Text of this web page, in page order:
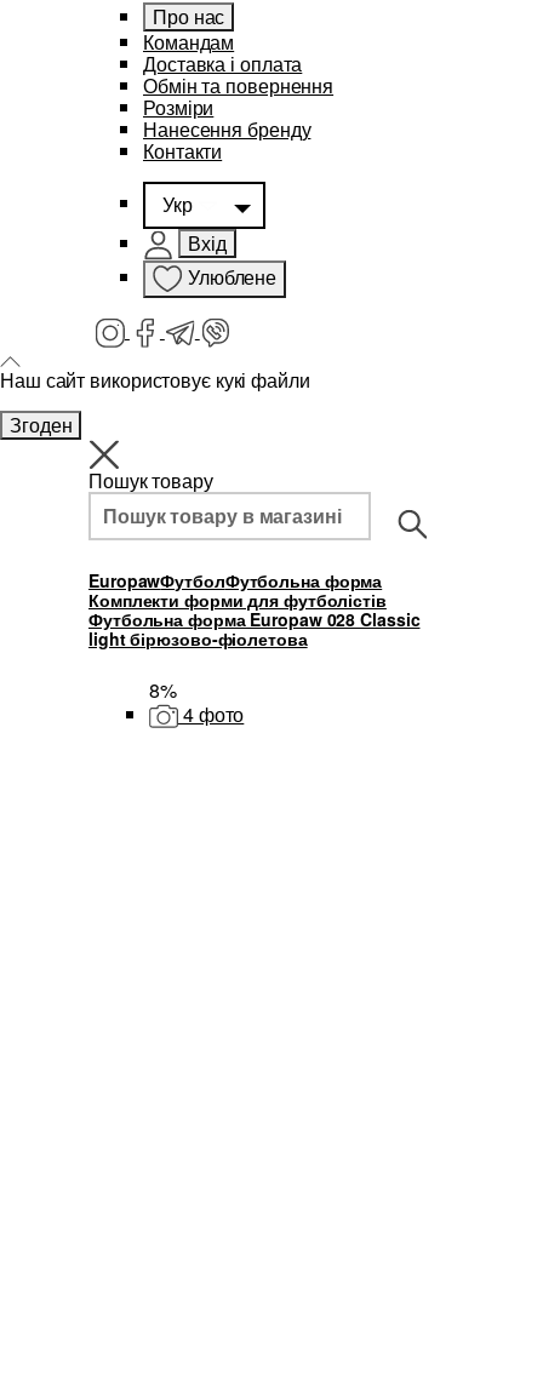
Про нас
Командам
Доставка і оплата
Обмін та повернення
Розміри
Нанесення бренду
Контакти
Укр
Вхід
Улюблене
Наш сайт використовує кукі файли
Згоден
Пошук товару
EuropawФутболФутбольна форма
Комплекти форми для футболістів
Футбольна форма Europaw 028 Classic
light бірюзово-фіолетова
8%
4 фото